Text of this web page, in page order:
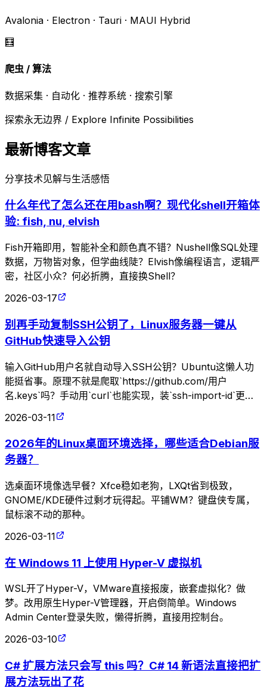
Avalonia · Electron · Tauri · MAUI Hybrid
🧮
爬虫 / 算法
数据采集 · 自动化 · 推荐系统 · 搜索引擎
探索永无边界 / Explore Infinite Possibilities
最新博客文章
分享技术见解与生活感悟
什么年代了怎么还在用bash啊？现代化shell开箱体
验: fish, nu, elvish
Fish开箱即用，智能补全和颜色真不错？Nushell像SQL处理
数据，万物皆对象，但学曲线陡？Elvish像编程语言，逻辑严
密，社区小众？何必折腾，直接换Shell？
2026-03-17
别再手动复制SSH公钥了，Linux服务器一键从
GitHub快速导入公钥
输入GitHub用户名就自动导入SSH公钥？Ubuntu这懒人功
能挺省事。原理不就是爬取`https://github.com/用户
名.keys`吗？手动用`curl`也能实现，装`ssh-import-id`更高
2026-03-11
2026年的Linux桌面环境选择，哪些适合Debian服
务器？
选桌面环境像选早餐？Xfce稳如老狗，LXQt省到极致，
GNOME/KDE硬件过剩才玩得起。平铺WM？键盘侠专属，
鼠标滚不动的那种。
2026-03-11
在 Windows 11 上使用 Hyper-V 虚拟机
WSL开了Hyper-V，VMware直接报废，嵌套虚拟化？做
梦。改用原生Hyper-V管理器，开启倒简单。Windows
Admin Center登录失败，懒得折腾，直接用控制台。
2026-03-10
C# 扩展方法只会写 this 吗？C# 14 新语法直接把扩
展方法玩出了花